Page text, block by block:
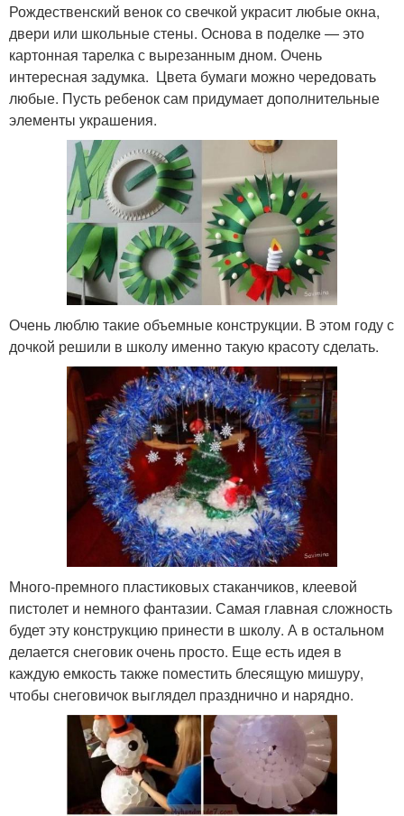
Рождественский венок со свечкой украсит любые окна,
двери или школьные стены. Основа в поделке — это
картонная тарелка с вырезанным дном. Очень
интересная задумка. Цвета бумаги можно чередовать
любые. Пусть ребенок сам придумает дополнительные
элементы украшения.
Очень люблю такие объемные конструкции. В этом году с
дочкой решили в школу именно такую красоту сделать.
Много-премного пластиковых стаканчиков, клеевой
пистолет и немного фантазии. Самая главная сложность
будет эту конструкцию принести в школу. А в остальном
делается снеговик очень просто. Еще есть идея в
каждую емкость также поместить блесящую мишуру,
чтобы снеговичок выглядел празднично и нарядно.